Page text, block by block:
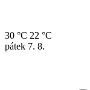
30 °C 22 °C
pátek 7. 8.